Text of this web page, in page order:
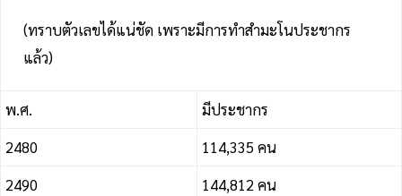
(ทราบตัวเลขได้แน่ชัด เพราะมีการทำสำมะโนประชากร
แล้ว)
พ.ศ.
มีประชากร
2480
114,335 คน
2490
144,812 คน